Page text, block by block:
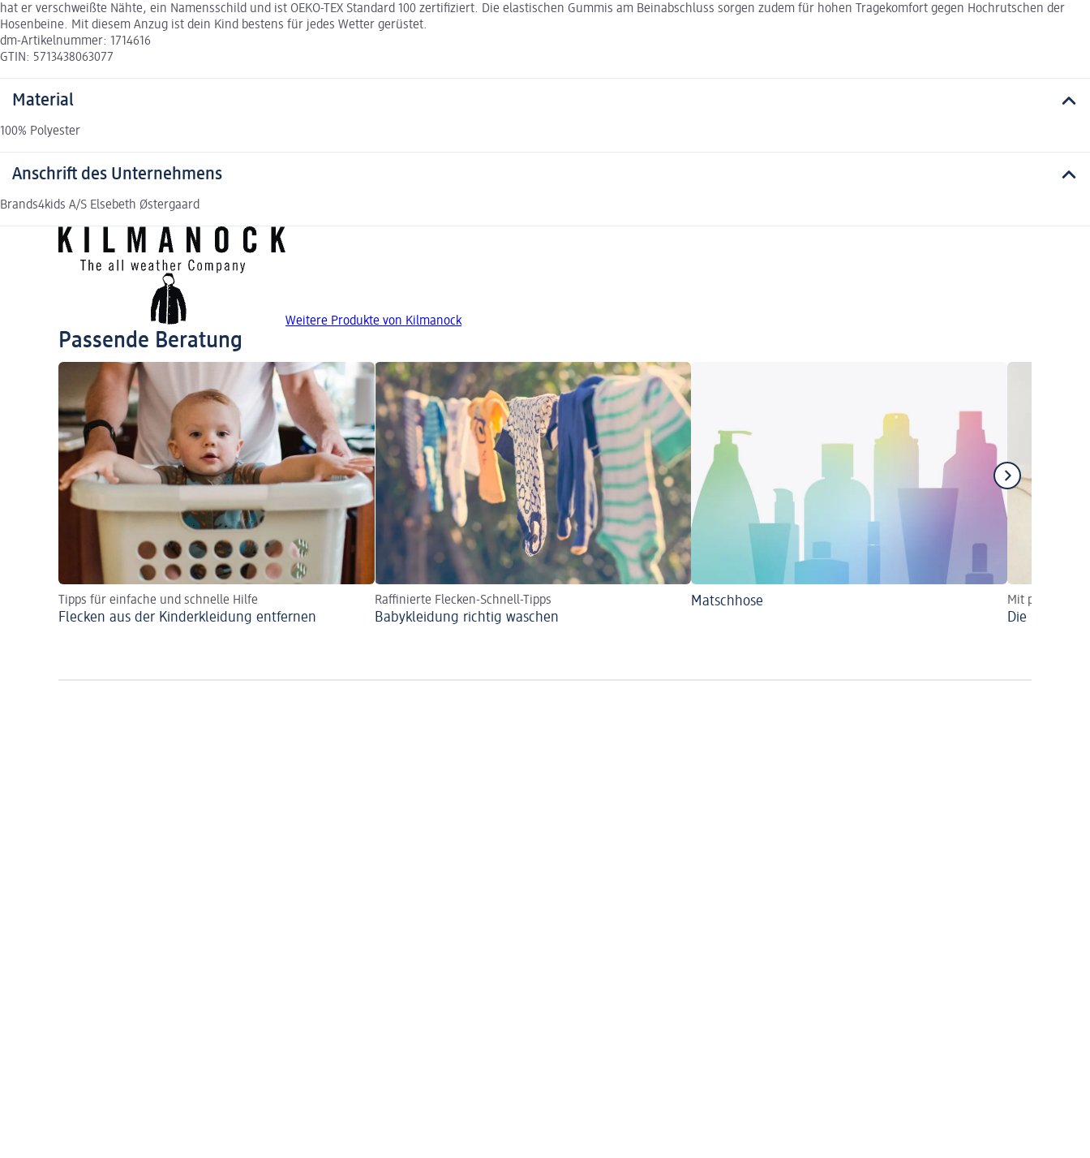
hat er verschweißte Nähte, ein Namensschild und ist OEKO-TEX Standard 100 zertifiziert. Die elastischen Gummis am Beinabschluss sorgen zudem für hohen Tragekomfort gegen Hochrutschen der
Hosenbeine. Mit diesem Anzug ist dein Kind bestens für jedes Wetter gerüstet.
dm-Artikelnummer: 1714616
GTIN: 5713438063077
Material
100% Polyester
Anschrift des Unternehmens
Brands4kids A/S Elsebeth Østergaard
Weitere Produkte von Kilmanock
Passende Beratung
Tipps für einfache und schnelle Hilfe
Flecken aus der Kinderkleidung entfernen
Raffinierte Flecken-Schnell-Tipps
Babykleidung richtig waschen
Matschhose Mit
Die richtige